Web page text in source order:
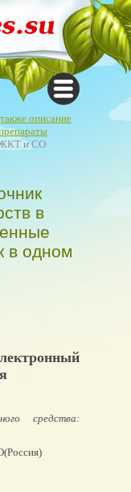
описание
и СО
в
в одном
средства: